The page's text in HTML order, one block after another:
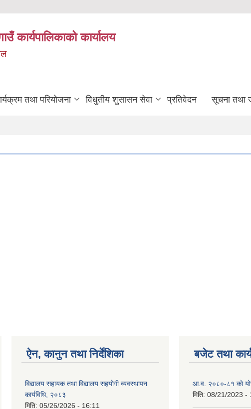
कार्यपालिकाको कार्यालय
तथा परियोजना विधुतीय शुसासन सेवा प्रतिवेदन सूचना तथा
ऐन, कानुन तथा निर्देशिका
विद्यालय सहायक तथा विद्यालय सहयोगी व्यवस्थापन
कार्यविधि, २०८३
मिति: 05/26/2026 - 16:11
बजेट तथा
आ.व. २०८०-८१ को
मिति: 08/21/2023 -